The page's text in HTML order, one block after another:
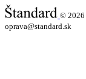
© 2026
oprava@standard.sk